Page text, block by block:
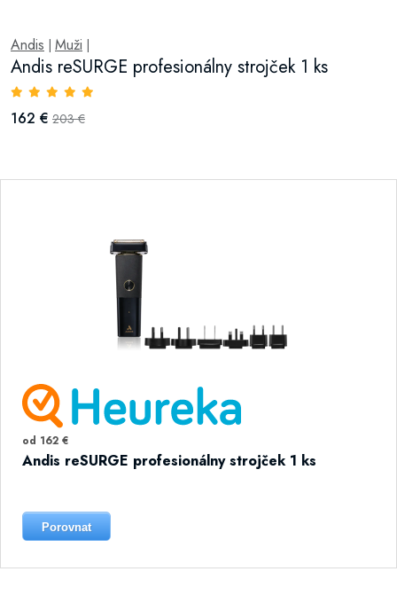
Andis Muži
Andis reSURGE profesionálny strojček 1 ks
162 € 203 €
od 162 €
Andis reSURGE profesionálny strojček 1 ks
Porovnat